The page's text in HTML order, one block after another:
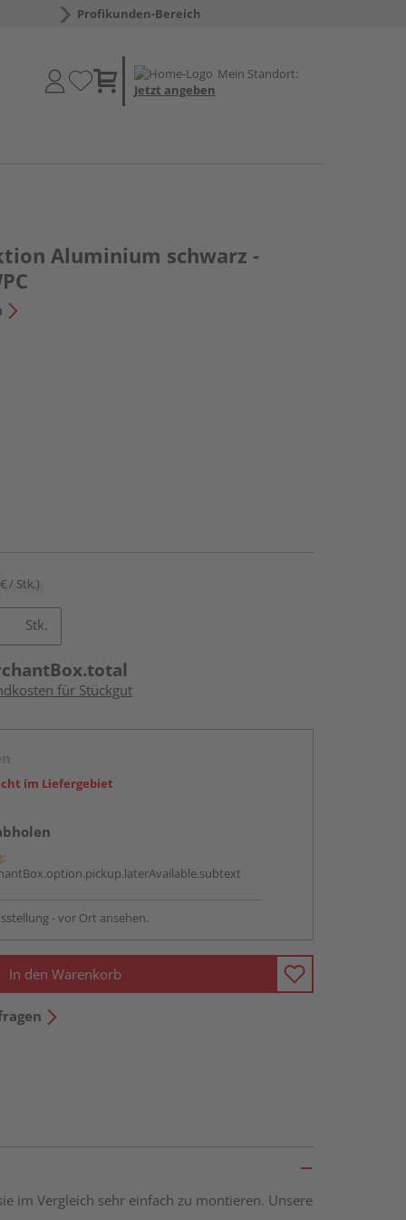
Profikunden-Bereich
Mein Standort:
Jetzt angeben
Aluminium schwarz -
/ Stk.)
Stk.
für Stückgut
im Liefergebiet
- vor Ort ansehen.
In den Warenkorb
im Vergleich sehr einfach zu montieren. Unsere